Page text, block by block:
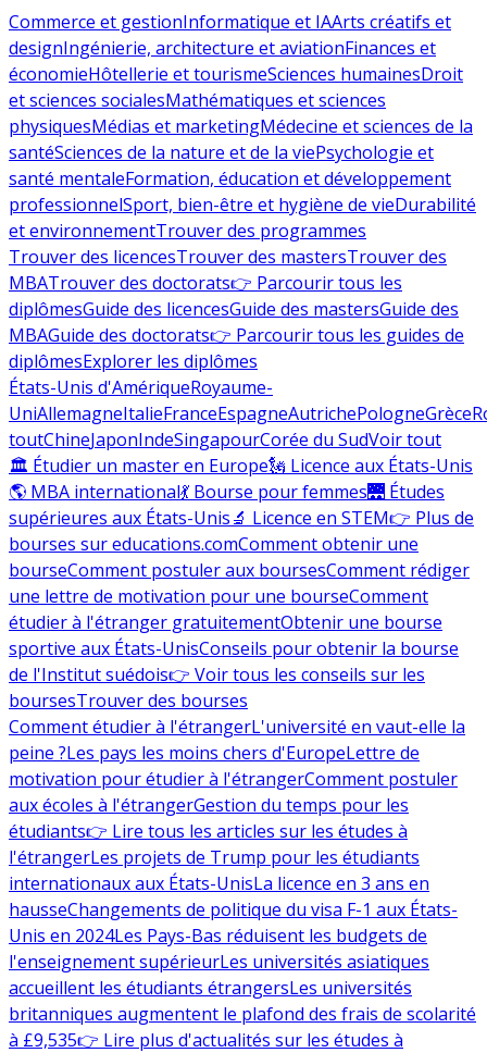
Commerce et gestionInformatique et IAArts créatifs et
designIngénierie, architecture et aviationFinances et
économieHôtellerie et tourismeSciences humainesDroit
et sciences socialesMathématiques et sciences
physiquesMédias et marketingMédecine et sciences de la
santéSciences de la nature et de la viePsychologie et
santé mentaleFormation, éducation et développement
professionnelSport, bien-être et hygiène de vieDurabilité
et environnementTrouver des programmes
Trouver des licencesTrouver des mastersTrouver des
MBATrouver des doctorats👉 Parcourir tous les
diplômesGuide des licencesGuide des mastersGuide des
MBAGuide des doctorats👉 Parcourir tous les guides de
diplômesExplorer les diplômes
États-Unis d'AmériqueRoyaume-
UniAllemagneItalieFranceEspagneAutrichePologneGrèce
toutChineJaponIndeSingapourCorée du SudVoir tout
🏛 Étudier un master en Europe🗽 Licence aux États-Unis
🌎 MBA international💃 Bourse pour femmes🌉 Études
supérieures aux États-Unis🔬 Licence en STEM👉 Plus de
bourses sur educations.comComment obtenir une
bourseComment postuler aux boursesComment rédiger
une lettre de motivation pour une bourseComment
étudier à l'étranger gratuitementObtenir une bourse
sportive aux États-UnisConseils pour obtenir la bourse
de l'Institut suédois👉 Voir tous les conseils sur les
boursesTrouver des bourses
Comment étudier à l'étrangerL'université en vaut-elle la
peine ?Les pays les moins chers d'EuropeLettre de
motivation pour étudier à l'étrangerComment postuler
aux écoles à l'étrangerGestion du temps pour les
étudiants👉 Lire tous les articles sur les études à
l'étrangerLes projets de Trump pour les étudiants
internationaux aux États-UnisLa licence en 3 ans en
hausseChangements de politique du visa F-1 aux États-
Unis en 2024Les Pays-Bas réduisent les budgets de
l'enseignement supérieurLes universités asiatiques
accueillent les étudiants étrangersLes universités
britanniques augmentent le plafond des frais de scolarité
à £9,535👉 Lire plus d'actualités sur les études à